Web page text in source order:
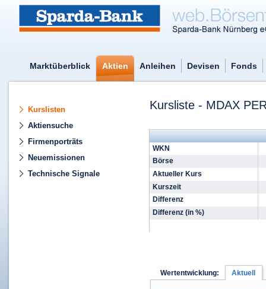
Marktüberblick Aktien Anleihen Devisen Fonds
Kurslisten
Aktiensuche
Firmenporträts
Neuemissionen
Technische Signale
Kursliste - MDAX
WKN
Börse
Aktueller Kurs
Kurszeit
Differenz
Differenz (in %)
Wertentwicklung: Aktuell